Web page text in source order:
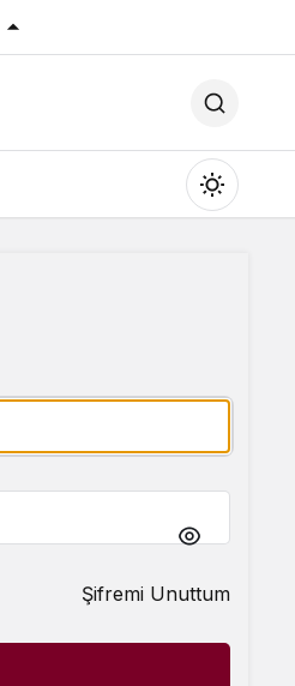
Mod
değiştir
modunu seçin.
seçin.
modunu seçin.Şifremi Unuttum